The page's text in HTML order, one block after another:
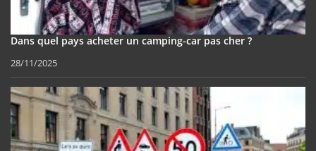
Dans quel pays acheter un camping-car pas cher ?
28/11/2025